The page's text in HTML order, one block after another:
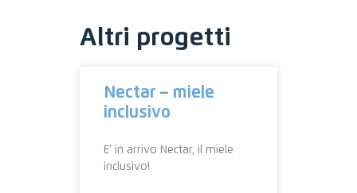
Altri progetti
Nectar – miele
inclusivo
E’ in arrivo Nectar, il miele
inclusivo!